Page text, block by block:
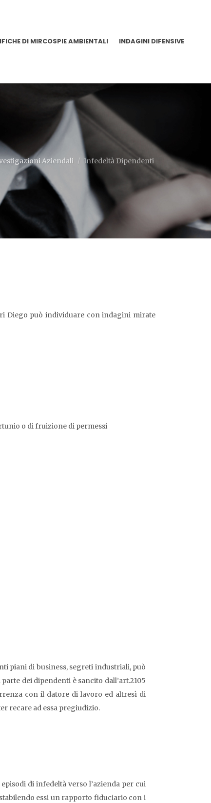
DI MIRCOSPIE AMBIENTALI INDAGINI DIFENSIVE
Aziendali Infedeltà Dipendenti
Diego può individuare con indagini mirate
o di fruizione di permessi
piani di business, segreti industriali, può
dei dipendenti è sancito dall’art.2105
con il datore di lavoro ed altresì di
recare ad essa pregiudizio.
di infedeltà verso l’azienda per cui
essi un rapporto fiduciario con i